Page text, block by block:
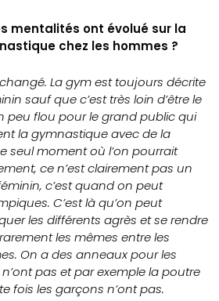
mentalités ont évolué sur la
chez les hommes ?
La gym est toujours décrite
sauf que c’est très loin d’être le
peu flou pour le grand public qui
la gymnastique avec de la
seul moment où l’on pourrait
ce n’est clairement pas un
c’est quand on peut
C’est là qu’on peut
les différents agrès et se rendre
les mêmes entre les
On a des anneaux pour les
pas et par exemple la poutre
fois les garçons n’ont pas.